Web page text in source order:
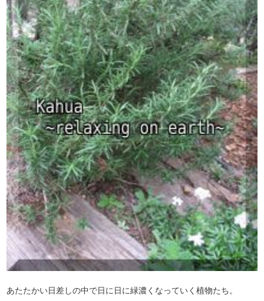
あたたかい日差しの中で日に日に緑濃くなっていく植物たち。